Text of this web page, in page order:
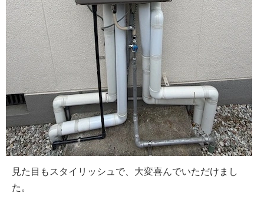
見た目もスタイリッシュで、大変喜んでいただけまし
た。